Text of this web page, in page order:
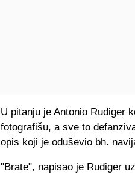
U pitanju je Antonio Rudiger
fotografišu, a sve to
opis koji je oduševio bh.
"Brate", napisao je Rudiger